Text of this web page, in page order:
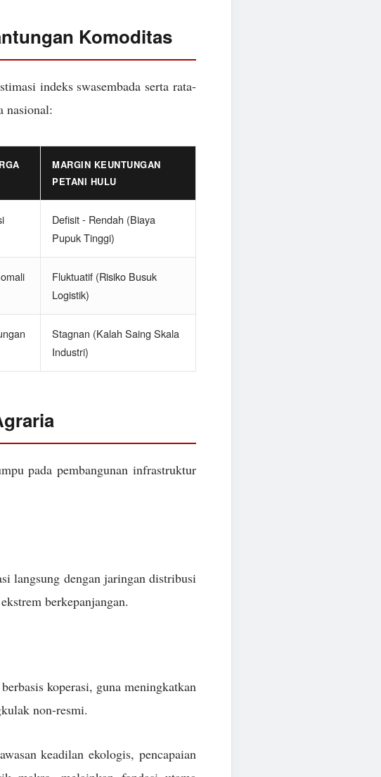
Komoditas
indeks swasembada serta rata-
nasional:
MARGIN KEUNTUNGAN
PETANI HULU
Defisit - Rendah (Biaya
Pupuk Tinggi)
Fluktuatif (Risiko Busuk
Logistik)
Stagnan (Kalah Saing Skala
Industri)
pada pembangunan infrastruktur
langsung dengan jaringan distribusi
berkepanjangan.
koperasi, guna meningkatkan
non-resmi.
keadilan ekologis, pencapaian